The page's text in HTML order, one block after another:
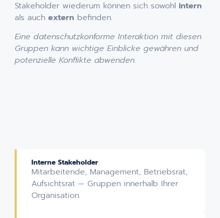
Stakeholder wiederum können sich sowohl intern
als auch extern befinden.
Eine datenschutzkonforme Interaktion mit diesen
Gruppen kann wichtige Einblicke gewähren und
potenzielle Konflikte abwenden.
Interne Stakeholder
Mitarbeitende, Management, Betriebsrat,
Aufsichtsrat — Gruppen innerhalb Ihrer
Organisation.